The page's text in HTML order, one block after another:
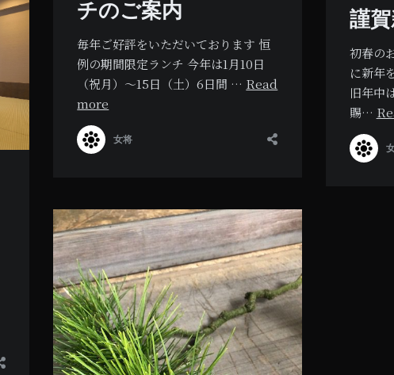
チのご案内
毎年ご好評をいただいております 恒
例の期間限定ランチ 今年は1月10日
（祝月）～15日（土）6日間 … Read
more
女将
謹
初春の
に新年
旧年中
賜…